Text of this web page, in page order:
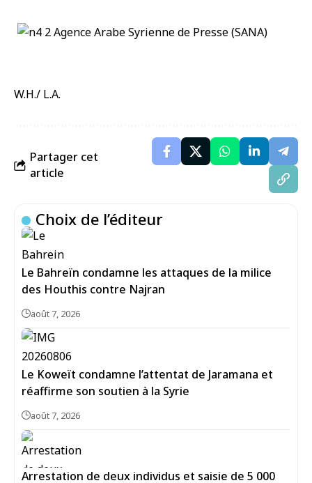
W.H./ L.A.
Partager cet
article
Choix de l’éditeur
Le Bahreïn condamne les attaques de la milice
des Houthis contre Najran
août 7, 2026
Le Koweït condamne l’attentat de Jaramana et
réaffirme son soutien à la Syrie
août 7, 2026
Arrestation de deux individus et saisie de 5 000